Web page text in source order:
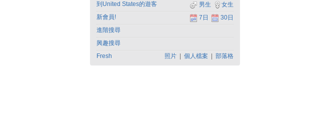
到United States的遊客
女生
男生
新會員!
30日
7日
進階搜尋
興趣搜尋
Fresh
照片 個人檔案 部落格